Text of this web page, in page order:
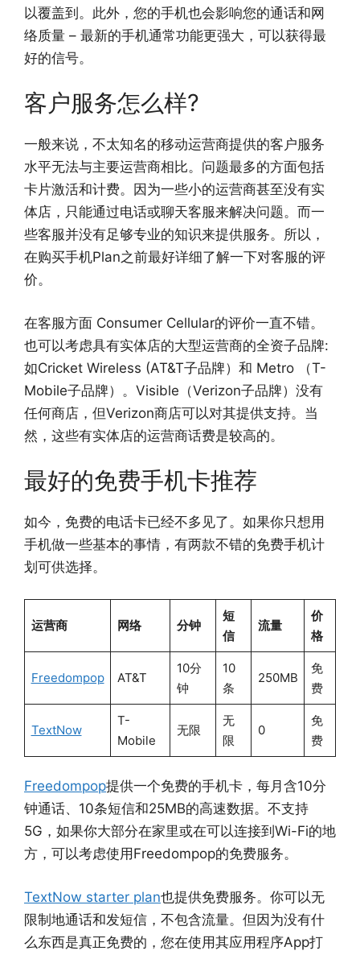
以覆盖到。此外，您的手机也会影响您的通话和网
络质量 – 最新的手机通常功能更强大，可以获得最
好的信号。
客户服务怎么样?
一般来说，不太知名的移动运营商提供的客户服务
水平无法与主要运营商相比。问题最多的方面包括
卡片激活和计费。因为一些小的运营商甚至没有实
体店，只能通过电话或聊天客服来解决问题。而一
些客服并没有足够专业的知识来提供服务。所以，
在购买手机Plan之前最好详细了解一下对客服的评
价。
在客服方面 Consumer Cellular的评价一直不错。
也可以考虑具有实体店的大型运营商的全资子品牌:
如Cricket Wireless (AT&T子品牌）和 Metro （T-
Mobile子品牌）。Visible（Verizon子品牌）没有
任何商店，但Verizon商店可以对其提供支持。当
然，这些有实体店的运营商话费是较高的。
最好的免费手机卡推荐
如今，免费的电话卡已经不多见了。如果你只想用
手机做一些基本的事情，有两款不错的免费手机计
划可供选择。
运营商 网络 分钟
短
信
流量
价
格
Freedompop AT&T
10分
钟
10
条
250MB
免
费
TextNow
T-
Mobile
无限
无
限
0
免
费
Freedompop提供一个免费的手机卡，每月含10分
钟通话、10条短信和25MB的高速数据。不支持
5G，如果你大部分在家里或在可以连接到Wi-Fi的地
方，可以考虑使用Freedompop的免费服务。
TextNow starter plan也提供免费服务。你可以无
限制地通话和发短信，不包含流量。但因为没有什
么东西是真正免费的，您在使用其应用程序App打